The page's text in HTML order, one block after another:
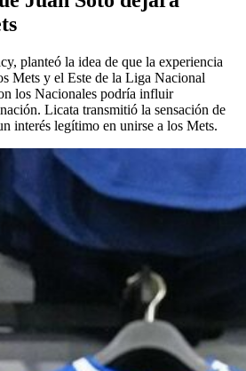
planteó la idea de que la experiencia
Mets y el Este de la Liga Nacional
los Nacionales podría influir
Licata transmitió la sensación de
interés legítimo en unirse a los Mets.